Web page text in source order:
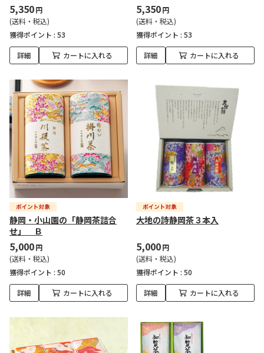
5,350円
(送料・税込)
獲得ポイント : 53
詳細 カートに入れる
5,350円
(送料・税込)
獲得ポイント : 53
詳細 カートに入れる
静岡・小山園の「静岡茶詰合
せ」 Ｂ
5,000円
(送料・税込)
獲得ポイント : 50
詳細 カートに入れる
大地の詩静岡茶３本入
5,000円
(送料・税込)
獲得ポイント : 50
詳細 カートに入れる